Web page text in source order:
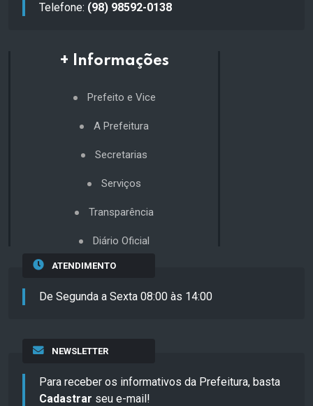
Telefone: (98) 98592-0138
+ Informações
Prefeito e Vice
A Prefeitura
Secretarias
Serviços
Transparência
Diário Oficial
ATENDIMENTO
De Segunda a Sexta 08:00 às 14:00
NEWSLETTER
Para receber os informativos da Prefeitura, basta
Cadastrar seu e-mail!